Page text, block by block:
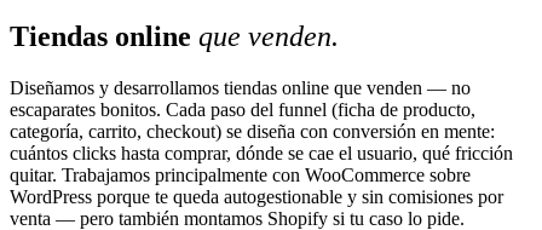
Tiendas online que venden.
Diseñamos y desarrollamos tiendas online que venden — no
escaparates bonitos. Cada paso del funnel (ficha de producto,
categoría, carrito, checkout) se diseña con conversión en mente:
cuántos clicks hasta comprar, dónde se cae el usuario, qué fricción
quitar. Trabajamos principalmente con WooCommerce sobre
WordPress porque te queda autogestionable y sin comisiones por
venta — pero también montamos Shopify si tu caso lo pide.